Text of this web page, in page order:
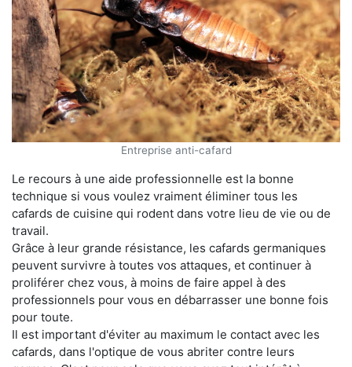
Entreprise anti-cafard
Le recours à une aide professionnelle est la bonne
technique si vous voulez vraiment éliminer tous les
cafards de cuisine qui rodent dans votre lieu de vie ou de
travail.
Grâce à leur grande résistance, les cafards germaniques
peuvent survivre à toutes vos attaques, et continuer à
proliférer chez vous, à moins de faire appel à des
professionnels pour vous en débarrasser une bonne fois
pour toute.
Il est important d'éviter au maximum le contact avec les
cafards, dans l'optique de vous abriter contre leurs